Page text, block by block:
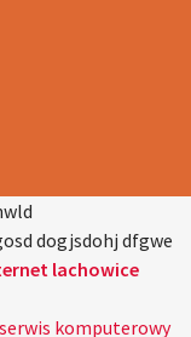
dogjsdohj dfgwe
lachowice
serwis komputerowy